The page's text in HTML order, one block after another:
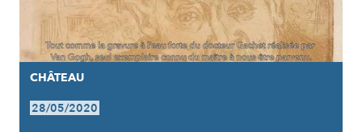
CHÂTEAU
28/05/2020